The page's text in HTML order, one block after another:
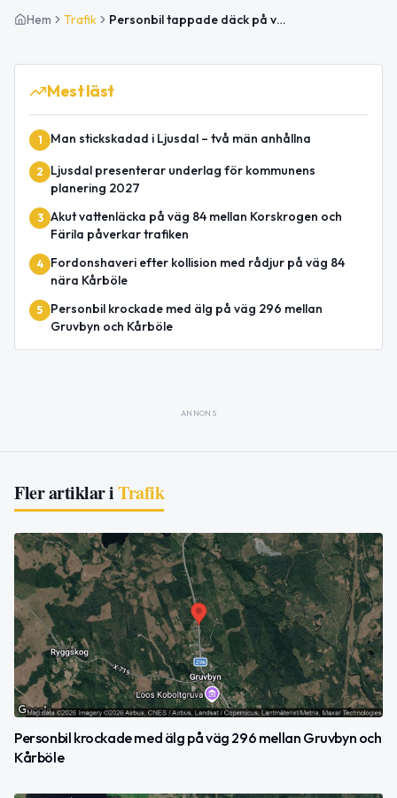
Hem Trafik Personbil tappade däck på väg 296 mellan Kårböle och Nötberget
Mest läst
1 Man stickskadad i Ljusdal – två män anhållna
2
Ljusdal presenterar underlag för kommunens
planering 2027
3 Akut vattenläcka på väg 84 mellan Korskrogen och
Färila påverkar trafiken
4
Fordonshaveri efter kollision med rådjur på väg 84
nära Kårböle
5
Personbil krockade med älg på väg 296 mellan
Gruvbyn och Kårböle
ANNONS
Fler artiklar iTrafik
Personbil krockade med älg på väg 296 mellan Gruvbyn och
Kårböle